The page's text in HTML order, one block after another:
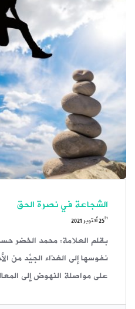
الشجاعة في نصرة الحق
25th أكتوبر 2021
بقلم العلامة: محمد الخضر
نفوسها إلى الغذاء الجيِّد من
على مواصلة النهوض إلى